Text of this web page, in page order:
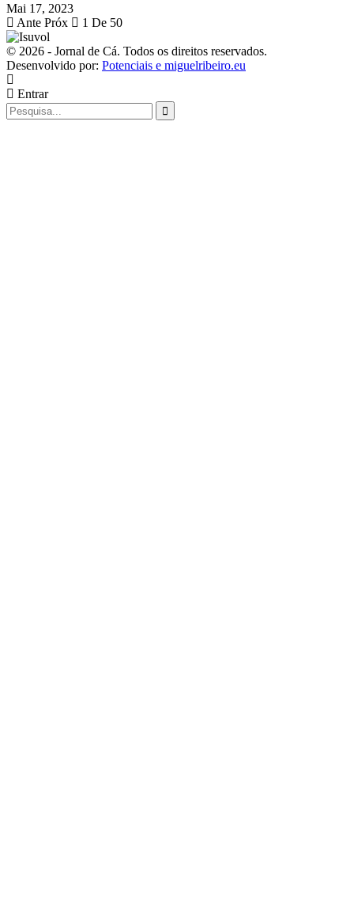
Mai 17, 2023
Ante Próx 1 De 50
© 2026 - Jornal de Cá. Todos os direitos reservados.
Desenvolvido por: Potenciais e miguelribeiro.eu
Entrar